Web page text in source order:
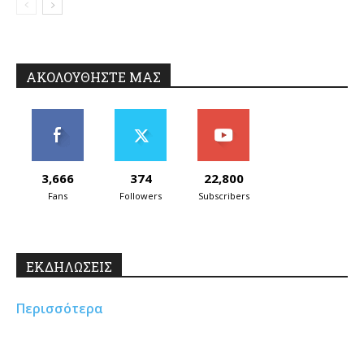
ΑΚΟΛΟΥΘΗΣΤΕ ΜΑΣ
3,666
Fans
374
Followers
22,800
Subscribers
ΕΚΔΗΛΩΣΕΙΣ
Περισσότερα